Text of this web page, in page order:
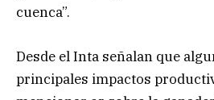
cuenca”.
Desde el Inta señalan que
principales impactos